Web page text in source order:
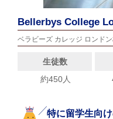
Bellerbys College
ベラビーズ カレッジ ロンド
生徒数
約450人
特に留学生向